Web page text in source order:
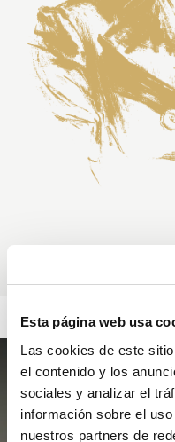
Esta página web usa
Las cookies de este
el contenido y los
sociales y analizar el
información sobre el
nuestros partners de